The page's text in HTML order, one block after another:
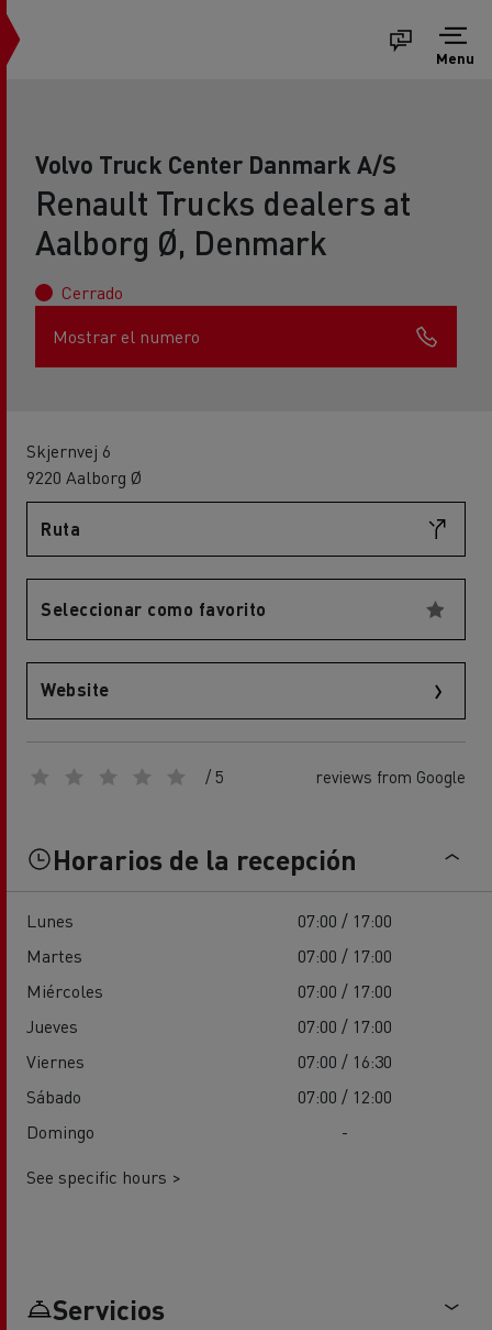
Menu
Volvo Truck Center Danmark A/S
Renault Trucks dealers at
Aalborg Ø, Denmark
Cerrado
Mostrar el numero
Skjernvej 6
9220 Aalborg Ø
Ruta
Seleccionar como favorito
Website
/ 5 reviews from Google
Horarios de la recepción
Lunes
07:00 / 17:00
Martes
07:00 / 17:00
Miércoles
07:00 / 17:00
Jueves
07:00 / 17:00
Viernes
07:00 / 16:30
Sábado
07:00 / 12:00
Domingo
-
See specific hours >
Servicios